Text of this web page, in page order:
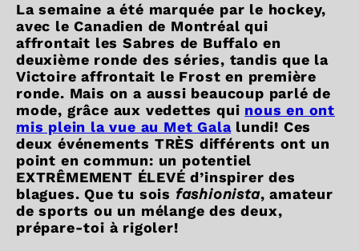
La semaine a été marquée par le hockey,
avec le Canadien de Montréal qui
affrontait les Sabres de Buffalo en
deuxième ronde des séries, tandis que la
Victoire affrontait le Frost en première
ronde. Mais on a aussi beaucoup parlé de
mode, grâce aux vedettes qui nous en ont
mis plein la vue au Met Galalundi! Ces
deux événements TRÈS différents ont un
point en commun: un potentiel
EXTRÊMEMENT ÉLEVÉ d’inspirer des
blagues. Que tu sois fashionista, amateur
de sports ou un mélange des deux,
prépare-toi à rigoler!